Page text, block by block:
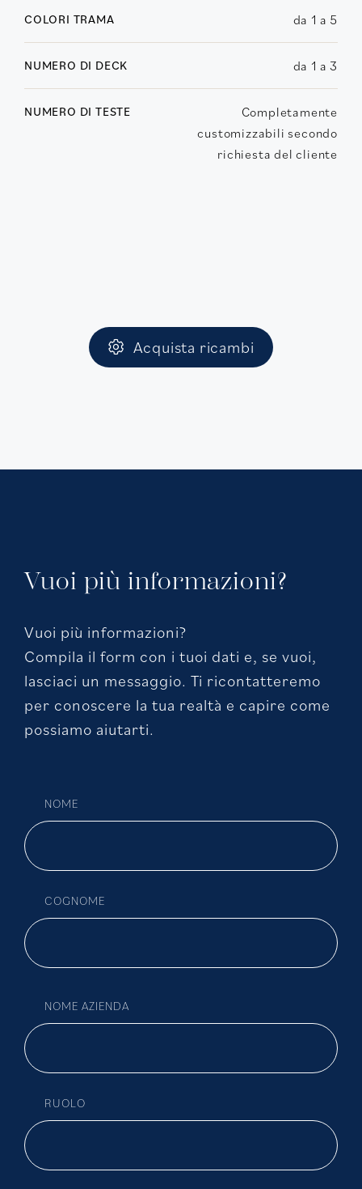
COLORI TRAMA da 1 a 5
NUMERO DI DECK da 1 a 3
NUMERO DI TESTE
Completamente
customizzabili secondo
richiesta del cliente
Acquista ricambi
Vuoi più informazioni?
Vuoi più informazioni?
Compila il form con i tuoi dati e, se vuoi,
lasciaci un messaggio. Ti ricontatteremo
per conoscere la tua realtà e capire come
possiamo aiutarti.
NOME
COGNOME
NOME AZIENDA
RUOLO